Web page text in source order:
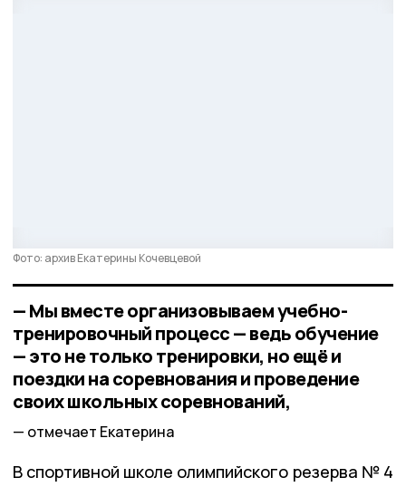
Фото: архив Екатерины Кочевцевой
— Мы вместе организовываем учебно-
тренировочный процесс — ведь обучение
— это не только тренировки, но ещё и
поездки на соревнования и проведение
своих школьных соревнований,
отмечает Екатерина
В спортивной школе олимпийского резерва № 4